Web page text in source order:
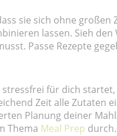
sie sich ohne
lassen. Sieh
Passe Rezepte
für dich
Zeit alle Zutaten
Planung deiner
Thema Meal Prep durch.